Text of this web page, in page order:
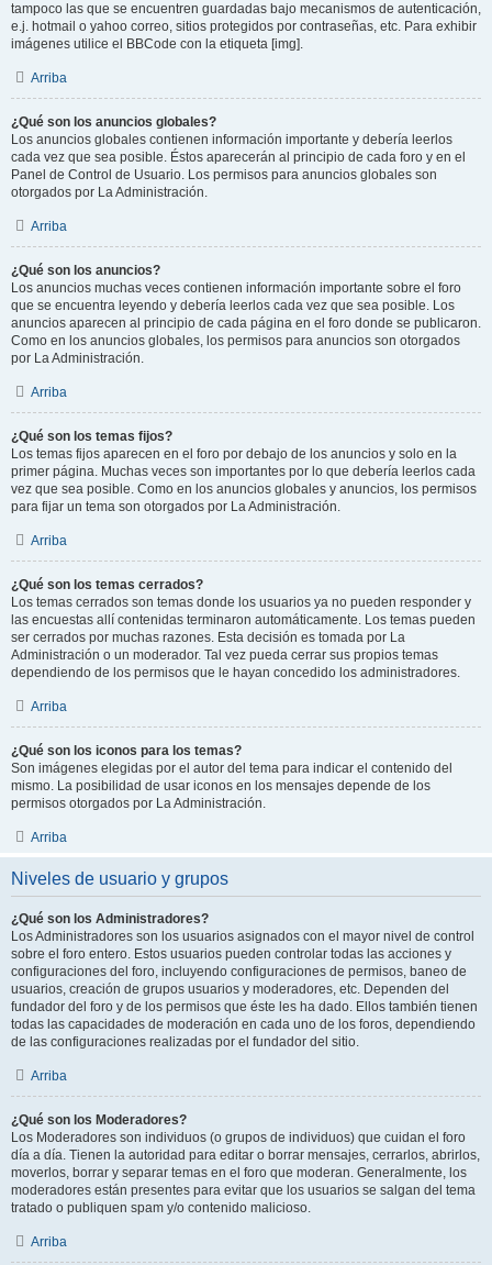
tampoco las que se encuentren guardadas bajo mecanismos de autenticación,
e.j. hotmail o yahoo correo, sitios protegidos por contraseñas, etc. Para exhibir
imágenes utilice el BBCode con la etiqueta [img].
Arriba
¿Qué son los anuncios globales?
Los anuncios globales contienen información importante y debería leerlos
cada vez que sea posible. Éstos aparecerán al principio de cada foro y en el
Panel de Control de Usuario. Los permisos para anuncios globales son
otorgados por La Administración.
Arriba
¿Qué son los anuncios?
Los anuncios muchas veces contienen información importante sobre el foro
que se encuentra leyendo y debería leerlos cada vez que sea posible. Los
anuncios aparecen al principio de cada página en el foro donde se publicaron.
Como en los anuncios globales, los permisos para anuncios son otorgados
por La Administración.
Arriba
¿Qué son los temas fijos?
Los temas fijos aparecen en el foro por debajo de los anuncios y solo en la
primer página. Muchas veces son importantes por lo que debería leerlos cada
vez que sea posible. Como en los anuncios globales y anuncios, los permisos
para fijar un tema son otorgados por La Administración.
Arriba
¿Qué son los temas cerrados?
Los temas cerrados son temas donde los usuarios ya no pueden responder y
las encuestas allí contenidas terminaron automáticamente. Los temas pueden
ser cerrados por muchas razones. Esta decisión es tomada por La
Administración o un moderador. Tal vez pueda cerrar sus propios temas
dependiendo de los permisos que le hayan concedido los administradores.
Arriba
¿Qué son los iconos para los temas?
Son imágenes elegidas por el autor del tema para indicar el contenido del
mismo. La posibilidad de usar iconos en los mensajes depende de los
permisos otorgados por La Administración.
Arriba
Niveles de usuario y grupos
¿Qué son los Administradores?
Los Administradores son los usuarios asignados con el mayor nivel de control
sobre el foro entero. Estos usuarios pueden controlar todas las acciones y
configuraciones del foro, incluyendo configuraciones de permisos, baneo de
usuarios, creación de grupos usuarios y moderadores, etc. Dependen del
fundador del foro y de los permisos que éste les ha dado. Ellos también tienen
todas las capacidades de moderación en cada uno de los foros, dependiendo
de las configuraciones realizadas por el fundador del sitio.
Arriba
¿Qué son los Moderadores?
Los Moderadores son individuos (o grupos de individuos) que cuidan el foro
día a día. Tienen la autoridad para editar o borrar mensajes, cerrarlos, abrirlos,
moverlos, borrar y separar temas en el foro que moderan. Generalmente, los
moderadores están presentes para evitar que los usuarios se salgan del tema
tratado o publiquen spam y/o contenido malicioso.
Arriba